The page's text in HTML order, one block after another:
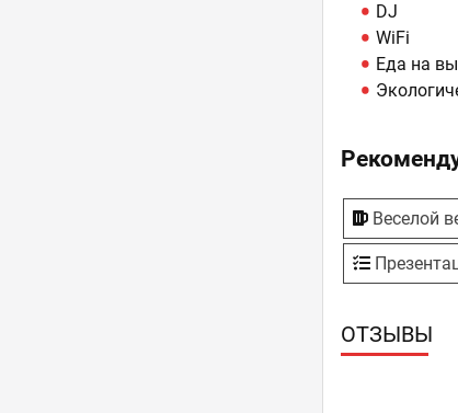
DJ
WiFi
Еда на
Веселой
ОТЗЫВЫ